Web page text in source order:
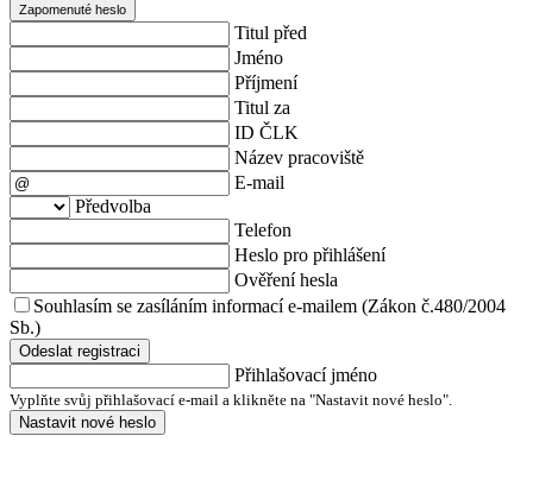
Zapomenuté heslo
Titul před
Jméno
Příjmení
Titul za
ID ČLK
Název pracoviště
E-mail
Předvolba
Telefon
Heslo pro přihlášení
Ověření hesla
Souhlasím se zasíláním informací e-mailem (Zákon č.480/2004
Sb.)
Odeslat registraci
Přihlašovací jméno
Vyplňte svůj přihlašovací e-mail a klikněte na "Nastavit nové heslo".
Nastavit nové heslo